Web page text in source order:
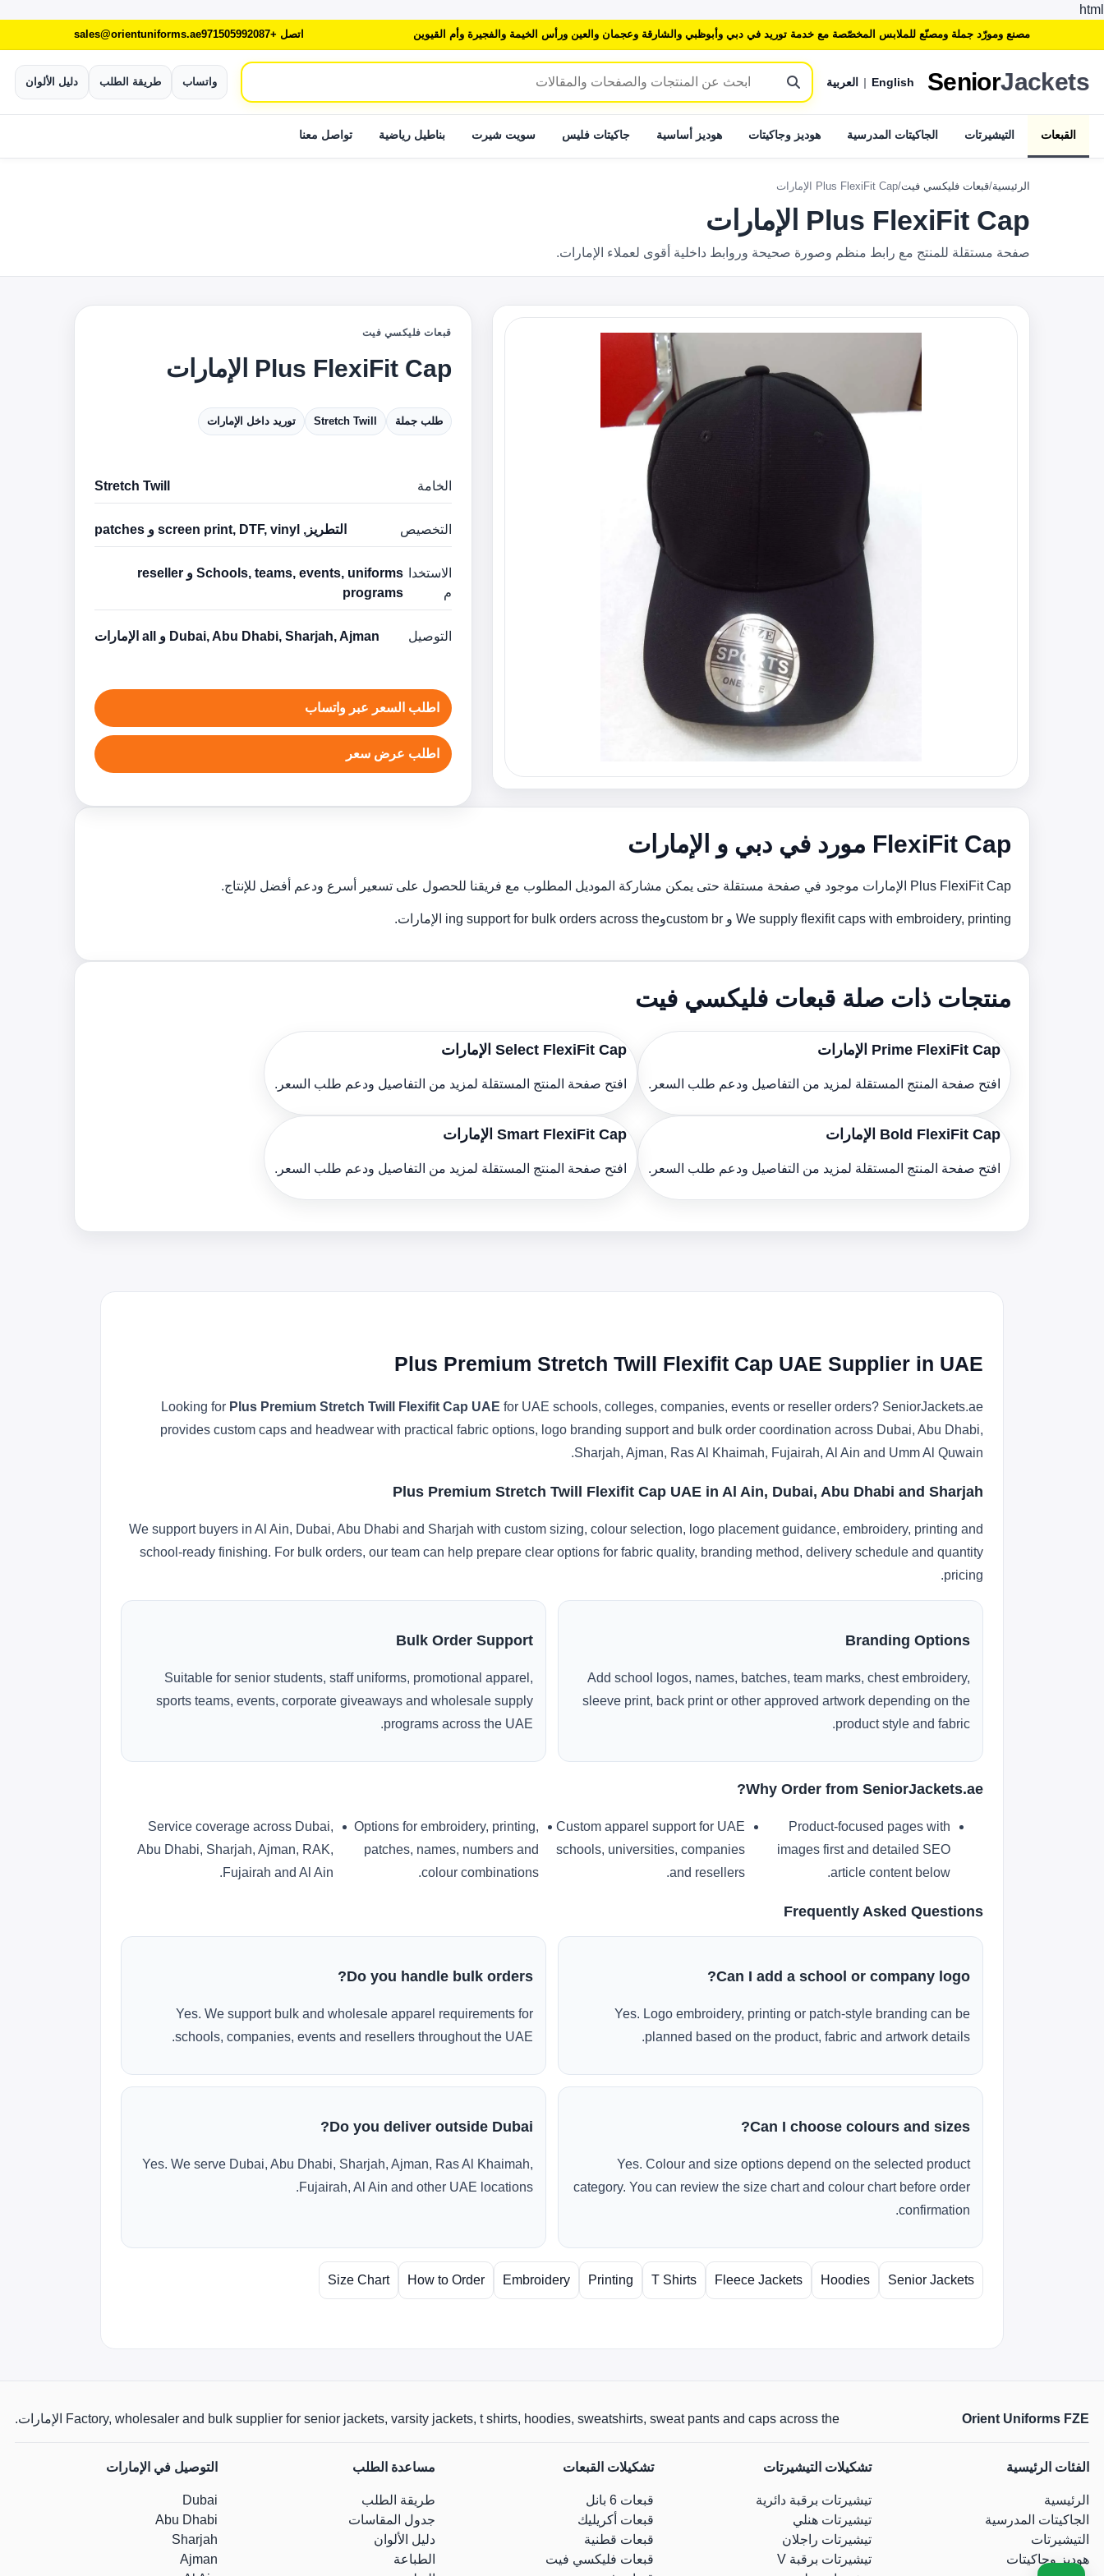
html
مصنع ومورّد جملة ومصنّع للملابس المخصّصة مع خدمة توريد في دبي وأبوظبي والشارقة وعجمان والعين ورأس الخيمة والفجيرة وأم القيوين اتصل +971505992087 sales@orientuniforms.ae
SeniorJackets
English
| العربية واتساب طريقة الطلب دليل الألوان
القبعات التيشيرتات الجاكيتات المدرسية هوديز وجاكيتات هوديز أساسية جاكيتات فليس سويت شيرت بناطيل رياضية تواصل معنا
الرئيسية/قبعات فليكسي فيت/Plus FlexiFit Cap الإمارات
Plus FlexiFit Cap الإمارات
صفحة مستقلة للمنتج مع رابط منظم وصورة صحيحة وروابط داخلية أقوى لعملاء الإمارات.
قبعات فليكسي فيت
Plus FlexiFit Cap الإمارات
طلب جملة Stretch Twill توريد داخل الإمارات
الخامة Stretch Twill
التخصيص التطريز, screen print, DTF, vinyl و patches
الاستخدا
م
Schools, teams, events, uniforms و reseller
programs
التوصيل Dubai, Abu Dhabi, Sharjah, Ajman و all الإمارات
اطلب السعر عبر واتساب
اطلب عرض سعر
FlexiFit Cap مورد في دبي و الإمارات
Plus FlexiFit Cap الإمارات موجود في صفحة مستقلة حتى يمكن مشاركة الموديل المطلوب مع فريقنا للحصول على تسعير أسرع ودعم أفضل للإنتاج.
We supply flexifit caps with embroidery, printing و custom brوing support for bulk orders across the الإمارات.
منتجات ذات صلة قبعات فليكسي فيت
Prime FlexiFit Cap الإمارات
افتح صفحة المنتج المستقلة لمزيد من التفاصيل ودعم طلب السعر.
Select FlexiFit Cap الإمارات
افتح صفحة المنتج المستقلة لمزيد من التفاصيل ودعم طلب السعر.
Bold FlexiFit Cap الإمارات
افتح صفحة المنتج المستقلة لمزيد من التفاصيل ودعم طلب السعر.
Smart FlexiFit Cap الإمارات
افتح صفحة المنتج المستقلة لمزيد من التفاصيل ودعم طلب السعر.
Plus Premium Stretch Twill Flexifit Cap UAE Supplier in UAE
Looking for Plus Premium Stretch Twill Flexifit Cap UAE for UAE schools, colleges, companies, events or reseller orders? SeniorJackets.ae
provides custom caps and headwear with practical fabric options, logo branding support and bulk order coordination across Dubai, Abu Dhabi,
Sharjah, Ajman, Ras Al Khaimah, Fujairah, Al Ain and Umm Al Quwain.
Plus Premium Stretch Twill Flexifit Cap UAE in Al Ain, Dubai, Abu Dhabi and Sharjah
We support buyers in Al Ain, Dubai, Abu Dhabi and Sharjah with custom sizing, colour selection, logo placement guidance, embroidery, printing and
school-ready finishing. For bulk orders, our team can help prepare clear options for fabric quality, branding method, delivery schedule and quantity
pricing.
Branding Options
Add school logos, names, batches, team marks, chest embroidery,
sleeve print, back print or other approved artwork depending on the
product style and fabric.
Bulk Order Support
Suitable for senior students, staff uniforms, promotional apparel,
sports teams, events, corporate giveaways and wholesale supply
programs across the UAE.
Why Order from SeniorJackets.ae?
Product-focused pages with
images first and detailed SEO
article content below.
Custom apparel support for UAE
schools, universities, companies
and resellers.
Options for embroidery, printing,
patches, names, numbers and
colour combinations.
Service coverage across Dubai,
Abu Dhabi, Sharjah, Ajman, RAK,
Fujairah and Al Ain.
Frequently Asked Questions
Can I add a school or company logo?
Yes. Logo embroidery, printing or patch-style branding can be
planned based on the product, fabric and artwork details.
Do you handle bulk orders?
Yes. We support bulk and wholesale apparel requirements for
schools, companies, events and resellers throughout the UAE.
Can I choose colours and sizes?
Yes. Colour and size options depend on the selected product
category. You can review the size chart and colour chart before order
confirmation.
Do you deliver outside Dubai?
Yes. We serve Dubai, Abu Dhabi, Sharjah, Ajman, Ras Al Khaimah,
Fujairah, Al Ain and other UAE locations.
Senior Jackets
Hoodies
Fleece Jackets
T Shirts
Printing
Embroidery
How to Order
Size Chart
Orient Uniforms FZE Factory, wholesaler and bulk supplier for senior jackets, varsity jackets, t shirts, hoodies, sweatshirts, sweat pants and caps across the الإمارات.
الفئات الرئيسية
الرئيسية
الجاكيتات المدرسية
التيشيرتات
هوديز وجاكيتات
تشكيلات التيشيرتات
تيشيرتات برقبة دائرية
تيشيرتات هنلي
تيشيرتات راجلان
تيشيرتات برقبة V
تشكيلات القبعات
قبعات 6 بانل
قبعات أكريليك
قبعات قطنية
قبعات فليكسي فيت
مساعدة الطلب
طريقة الطلب
جدول المقاسات
دليل الألوان
الطباعة
التوصيل في الإمارات
Dubai
Abu Dhabi
Sharjah
Ajman